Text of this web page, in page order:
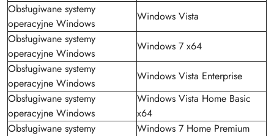
Obsługiwane systemy
operacyjne Windows
Windows Vista
Obsługiwane systemy
operacyjne Windows
Windows 7 x64
Obsługiwane systemy
operacyjne Windows
Windows Vista Enterprise
Obsługiwane systemy
operacyjne Windows
Windows Vista Home Basic
x64
Obsługiwane systemy
Windows 7 Home Premium